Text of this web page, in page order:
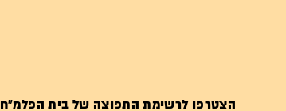
הצטרפו לרשימת התפוצה של בית הפלמ"ח